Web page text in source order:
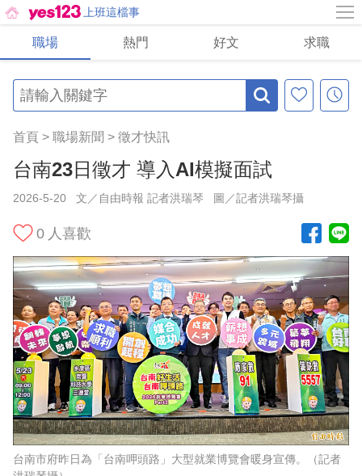
上班這檔事
職場 熱門 好文 求職
首頁 > 職場新聞 > 徵才快訊
台南23日徵才 導入AI模擬面試
2026-5-20 文／自由時報 記者洪瑞琴 圖／記者洪瑞琴攝
0 人喜歡
台南市府昨日為「台南呷頭路」大型就業博覽會暖身宣傳。（記者